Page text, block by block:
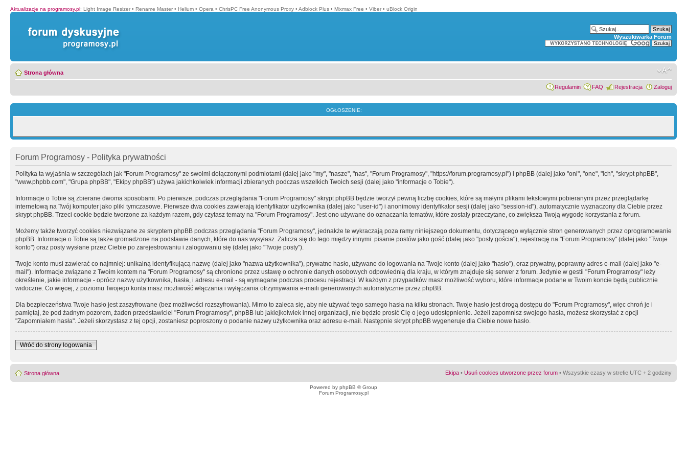
Aktualizacje na programosy.pl: Light Image Resizer • Rename Master • Helium • Opera • ChrisPC Free Anonymous Proxy • Adblock Plus • Mixmax Free • Viber • uBlock Origin
Wyszukiwarka Forum
Strona główna
Regulamin FAQ Rejestracja Zaloguj
OGŁOSZENIE:
Forum Programosy - Polityka prywatności
Polityka ta wyjaśnia w szczegółach jak "Forum Programosy" ze swoimi dołączonymi podmiotami (dalej jako "my", "nasze", "nas", "Forum Programosy", "https://forum.programosy.pl") i phpBB (dalej jako "oni", "one", "ich", "skrypt phpBB",
"www.phpbb.com", "Grupa phpBB", "Ekipy phpBB") używa jakichkolwiek informacji zbieranych podczas wszelkich Twoich sesji (dalej jako "informacje o Tobie").
Informacje o Tobie są zbierane dwoma sposobami. Po pierwsze, podczas przeglądania "Forum Programosy" skrypt phpBB będzie tworzył pewną liczbę cookies, które są małymi plikami tekstowymi pobieranymi przez przeglądarkę
internetową na Twój komputer jako pliki tymczasowe. Pierwsze dwa cookies zawierają identyfikator użytkownika (dalej jako "user-id") i anonimowy identyfikator sesji (dalej jako "session-id"), automatycznie wyznaczony dla Ciebie przez
skrypt phpBB. Trzeci cookie będzie tworzone za każdym razem, gdy czytasz tematy na "Forum Programosy". Jest ono używane do oznaczania tematów, które zostały przeczytane, co zwiększa Twoją wygodę korzystania z forum.
Możemy także tworzyć cookies niezwiązane ze skryptem phpBB podczas przeglądania "Forum Programosy", jednakże te wykraczają poza ramy niniejszego dokumentu, dotyczącego wyłącznie stron generowanych przez oprogramowanie
phpBB. Informacje o Tobie są także gromadzone na podstawie danych, które do nas wysyłasz. Zalicza się do tego między innymi: pisanie postów jako gość (dalej jako "posty gościa"), rejestrację na "Forum Programosy" (dalej jako "Twoje
konto") oraz posty wysłane przez Ciebie po zarejestrowaniu i zalogowaniu się (dalej jako "Twoje posty").
Twoje konto musi zawierać co najmniej: unikalną identyfikującą nazwę (dalej jako "nazwa użytkownika"), prywatne hasło, używane do logowania na Twoje konto (dalej jako "hasło"), oraz prywatny, poprawny adres e-mail (dalej jako "e-
mail"). Informacje związane z Twoim kontem na "Forum Programosy" są chronione przez ustawę o ochronie danych osobowych odpowiednią dla kraju, w którym znajduje się serwer z forum. Jedynie w gestii "Forum Programosy" leży
określenie, jakie informacje - oprócz nazwy użytkownika, hasła, i adresu e-mail - są wymagane podczas procesu rejestracji. W każdym z przypadków masz możliwość wyboru, które informacje podane w Twoim koncie będą publicznie
widoczne. Co więcej, z poziomu Twojego konta masz możliwość włączania i wyłączania otrzymywania e-maili generowanych automatycznie przez phpBB.
Dla bezpieczeństwa Twoje hasło jest zaszyfrowane (bez możliwości rozszyfrowania). Mimo to zaleca się, aby nie używać tego samego hasła na kilku stronach. Twoje hasło jest drogą dostępu do "Forum Programosy", więc chroń je i
pamiętaj, że pod żadnym pozorem, żaden przedstawiciel "Forum Programosy", phpBB lub jakiejkolwiek innej organizacji, nie będzie prosić Cię o jego udostępnienie. Jeżeli zapomnisz swojego hasła, możesz skorzystać z opcji
"Zapomniałem hasła". Jeżeli skorzystasz z tej opcji, zostaniesz poproszony o podanie nazwy użytkownika oraz adresu e-mail. Następnie skrypt phpBB wygeneruje dla Ciebie nowe hasło.
Wróć do strony logowania
Strona główna Ekipa • Usuń cookies utworzone przez forum • Wszystkie czasy w strefie UTC + 2 godziny
Powered by phpBB © Group
Forum Programosy.pl